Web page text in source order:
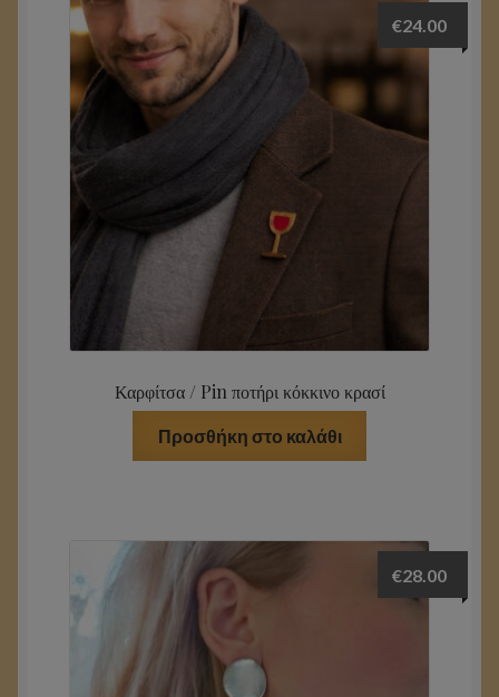
Τι λένε για εμάς
Επικοινωνία
Καρφίτσα / Pin ποτήρι κόκκινο κρασί
€24.00
Προσθήκη στο καλάθι
€28.00